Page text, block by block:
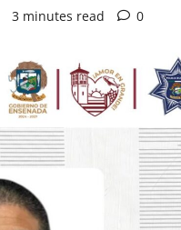
3 minutes read 0